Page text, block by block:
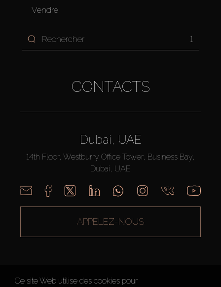
Vendre
1
CONTACTS
Dubai, UAE
14th Floor, Westburry Office Tower, Business Bay,
Dubai, UAE
APPELEZ-NOUS
Ce site Web utilise des cookies pour